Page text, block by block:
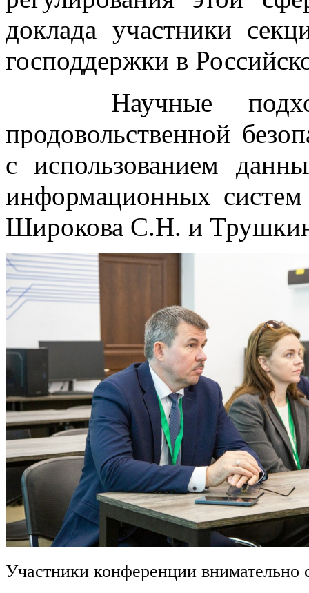
доклада участники
господдержки в
Научные
продовольственной
с использованием
информационных
Широкова С.Н. и
Участники конференции